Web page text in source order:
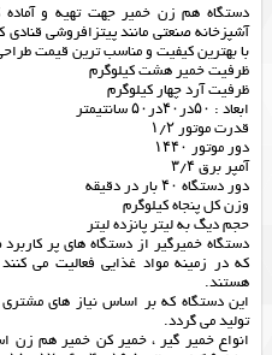
دستگاه هم زن خمیر جهت تهیه و آماده
آشپزخانه صنعتی مانند پیتزافروشی
با بهترین کیفیت و مناسب ترین قیمت
ظرفیت خمیر هشت کیلوگرم
ظرفیت آرد چهار کیلوگرم
ابعاد : ۵۰در۴۰در۵۰ سانتیمتر
قدرت موتور ۱/۲
دور موتور ۱۴۴۰
آمپر برق ۳/۴
دور دستگاه ۴۰ بار در دقیقه
وزن کل پنجاه کیلوگرم
حجم دیگ به لیتر پانزده لیتر
دستگاه خمیرگیر از دستگاه های پر
که در زمینه مواد غذایی فعالیت می
هستند.
این دستگاه که بر اساس نیاز های
تولید می گردد.
انواع خمیر گیر ، خمیر کن خمیر هم زن